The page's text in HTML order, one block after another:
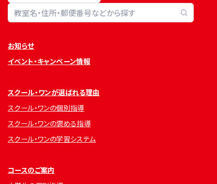
教室検索
お知らせ
イベント・キャンペーン情報
スクール・ワンが選ばれる理由
スクール・ワンの個別指導
スクール・ワンの褒める指導
スクール・ワンの学習システム
コースのご案内